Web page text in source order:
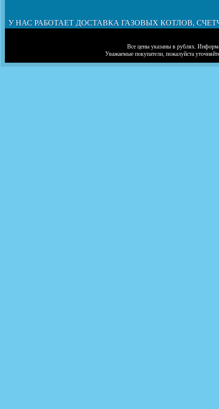
У НАС РАБОТАЕТ ДОСТАВКА ГАЗОВЫХ КОТЛОВ,
Все цены указаны в рублях.
Уважаемые покупатели, пожалуйста